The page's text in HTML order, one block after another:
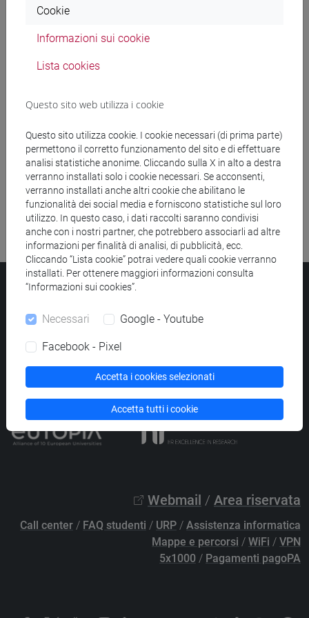
Ricerca insegnamenti
Ricerca pubblicazioni
Ricerca risorse bibliografiche
Università Ca’ Foscari
PECprotocollo@pec.unive.it
Privacy/Cookies/Credits e note legali
Elenco siti tematici
Webmail / Area riservata
Call center / FAQ studenti / URP / Assistenza informatica
Mappe e percorsi / WiFi / VPN
5x1000 / Pagamenti pagoPA
Cookie
Informazioni sui cookie
Lista cookies
Questo sito web utilizza i cookie
Questo sito utilizza cookie. I cookie necessari (di prima parte)
permettono il corretto funzionamento del sito e di effettuare
analisi statistiche anonime. Cliccando sulla X in alto a destra
verranno installati solo i cookie necessari. Se acconsenti,
verranno installati anche altri cookie che abilitano le
funzionalità dei social media e forniscono statistiche sul loro
utilizzo. In questo caso, i dati raccolti saranno condivisi
anche con i nostri partner, che potrebbero associarli ad altre
informazioni per finalità di analisi, di pubblicità, ecc.
Cliccando “Lista cookie” potrai vedere quali cookie verranno
installati. Per ottenere maggiori informazioni consulta
“Informazioni sui cookies”.
Necessari Google - Youtube
Facebook - Pixel
Accetta i cookies selezionati
Accetta tutti i cookie